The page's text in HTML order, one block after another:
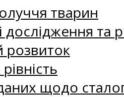
тварин
дослідження та
розвиток
щодо